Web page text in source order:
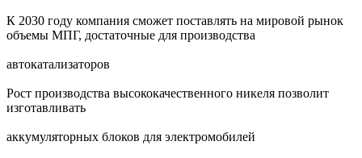
К 2030 году компания сможет поставлять на мировой рынок
объемы МПГ, достаточные для производства
автокатализаторов
Рост производства высококачественного никеля позволит
изготавливать
аккумуляторных блоков для электромобилей